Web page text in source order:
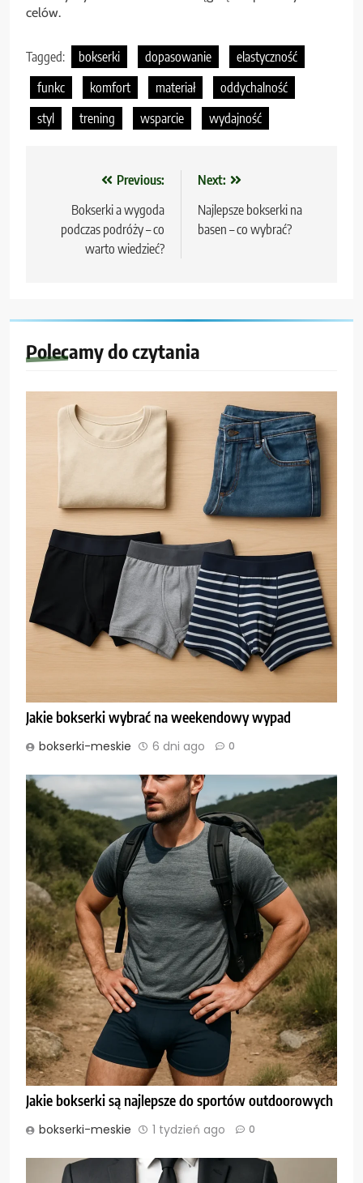
celów.
Tagged: bokserki dopasowanie
elastyczność
funkc
komfort materiał
oddychalność
styl
trening wsparcie wydajność
Nawigacja
wpisu
Previous:
Bokserki a wygoda
podczas podróży – co
warto wiedzieć?
Next:
Najlepsze bokserki na
basen – co wybrać?
Polecamy do czytania
Jakie bokserki wybrać na weekendowy wypad
bokserki-meskie 6 dni ago 0
Jakie bokserki są najlepsze do sportów outdoorowych
bokserki-meskie 1 tydzień ago 0